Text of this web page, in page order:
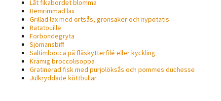
Låt fikabordet blomma
Hemrimmad lax
Grillad lax med örtsås, grönsaker och nypotatis
Ratatouille
Forbondegryta
Sjömansbiff
Saltimbocca på fläsk­ytterfilé eller kyckling
Krämig broccolisoppa
Gratinerad fisk med purjolöksås och pommes duchesse
Julkryddade köttbullar